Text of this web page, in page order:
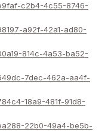
c2b4-4c55-8746-
a92f-42a1-ad80-
814c-4a53-ba52-
7dec-462a-aa4f-
18a9-481f-91d8-
22b0-49a4-be5b-